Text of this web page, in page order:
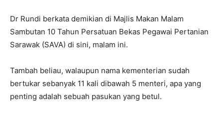
Dr Rundi berkata demikian di Majlis Makan Malam
Sambutan 10 Tahun Persatuan Bekas Pegawai Pertanian
Sarawak (SAVA) di sini, malam ini.
Tambah beliau, walaupun nama kementerian sudah
bertukar sebanyak 11 kali dibawah 5 menteri, apa yang
penting adalah sebuah pasukan yang betul.